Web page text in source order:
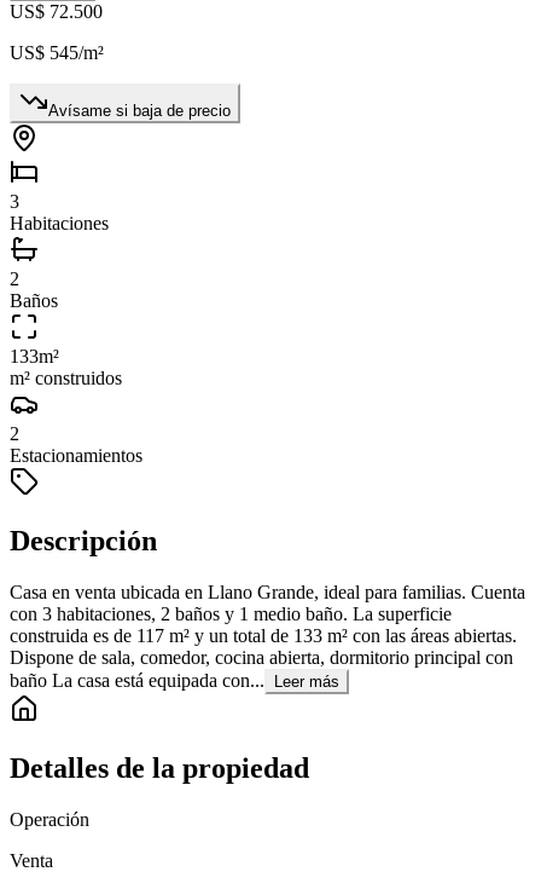
US$ 72.500
US$ 545/m²
Avísame si baja de precio
3
Habitaciones
2
Baños
133m²
m² construidos
2
Estacionamientos
Descripción
Casa en venta ubicada en Llano Grande, ideal para familias. Cuenta
con 3 habitaciones, 2 baños y 1 medio baño. La superficie
construida es de 117 m² y un total de 133 m² con las áreas abiertas.
Dispone de sala, comedor, cocina abierta, dormitorio principal con
baño La casa está equipada con...
Leer más
Detalles de la propiedad
Operación
Venta